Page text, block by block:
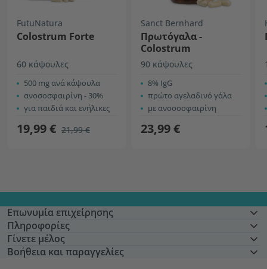
FutuNatura
Colostrum Forte
60 κάψουλες
500 mg ανά κάψουλα
ανοσοσφαιρίνη - 30%
για παιδιά και ενήλικες
19,99 € 21,99 €
Sanct Bernhard
Πρωτόγαλα -
Colostrum
90 κάψουλες
8% IgG
πρώτο αγελαδινό γάλα
με ανοσοσφαιρίνη
23,99 €
Επωνυμία επιχείρησης
Πληροφορίες
Γίνετε μέλος
Βοήθεια και παραγγελίες